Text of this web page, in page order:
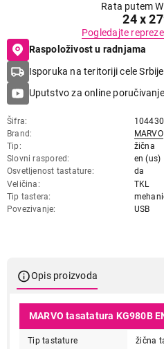
Rata putem
24 x
Pogledajte
Raspoloživost u radnjama
Isporuka na teritoriji cele Srbije
Uputstvo za online poručivanje
Šifra
104430
Brand
MARVO
Tip
žična
Slovni raspored
en (us)
Osvetljenost tastature
da
Veličina
TKL
Tip tastera
Povezivanje
USB
Opis proizvoda
MARVO tasatatura KG980B
Tip tastature žična